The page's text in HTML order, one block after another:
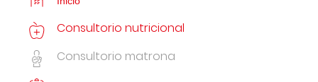
Consultorio nutricional
Consultorio matrona